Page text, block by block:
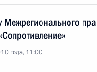
Межрегионального
года, 11:00